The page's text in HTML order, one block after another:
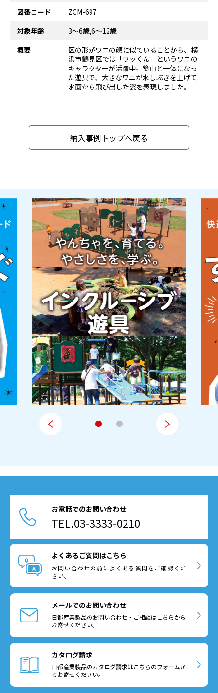
図番コード
ZCM-697
対象年齢
3～6歳,6～12歳
概要
区の形がワニの顔に似ていることから、横
浜市鶴見区では「ワッくん」というワニの
キャラクターが活躍中。築山と一体になっ
た遊具で、大きなワニが水しぶきを上げて
水面から飛び出した姿を表現しました。
納入事例トップへ戻る
お電話でのお問い合わせ
TEL.03-3333-0210
よくあるご質問はこちら
お問い合わせの前によくある質問をご確認くだ
さい。
メールでのお問い合わせ
日都産業製品のお問い合わせ・ご相談はこちらから
お寄せください。
カタログ請求
日都産業製品のカタログ請求はこちらのフォームか
らお寄せください。